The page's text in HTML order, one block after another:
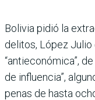
Bolivia pidió la
delitos, López Julio
“antieconómica”,
de influencia”,
penas de hasta